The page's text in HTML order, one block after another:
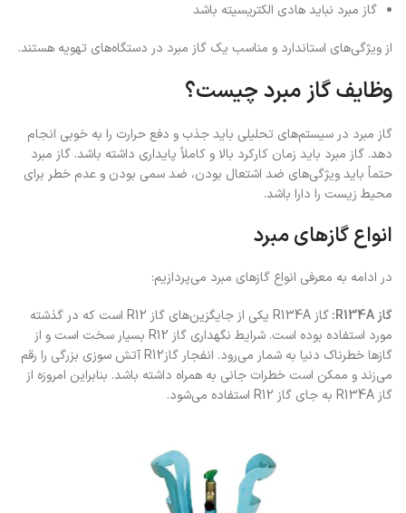
گاز مبرد نباید هادی الکتریسیته باشد
از ویژگی‌های استاندارد و مناسب یک گاز مبرد در دستگاه‌های تهویه هستند.
وظایف گاز مبرد چیست؟
گاز مبرد در سیستم‌های تحلیلی باید جذب و دفع حرارت را به خوبی انجام
دهد. گاز مبرد باید زمان کارکرد بالا و کاملاً پایداری داشته باشد. گاز مبرد
حتماً باید ویژگی‌های ضد اشتعال بودن، ضد سمی بودن و عدم خطر برای
محیط زیست را دارا باشد.
انواع گازهای مبرد
در ادامه به معرفی انواع گازهای مبرد می‌پردازیم:
گاز R134A:
گاز R134A یکی از جایگزین‌های گاز R12 است که در گذشته
مورد استفاده بوده است. شرایط نگهداری گاز R12 بسیار سخت است و از
گازها خطرناک دنیا به شمار می‌رود. انفجار گازR12 آتش سوزی بزرگی را رقم
می‌زند و ممکن است خطرات جانی به همراه داشته باشد. بنابراین امروزه از
گاز R134A به جای گاز R12 استفاده می‌شود.